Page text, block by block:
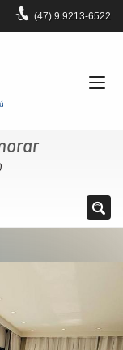
(47) 9.9213-6522